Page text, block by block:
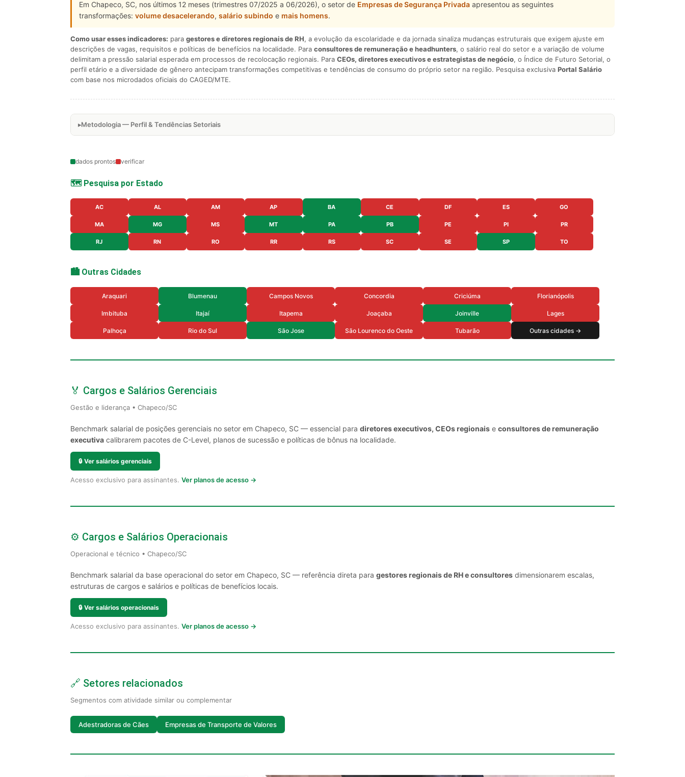
Em Chapeco, SC, nos últimos 12 meses (trimestres 07/2025 a 06/2026), o setor de Empresas de Segurança Privada apresentou as seguintes
transformações: volume desacelerando, salário subindo e mais homens.
Como usar esses indicadores: para gestores e diretores regionais de RH, a evolução da escolaridade e da jornada sinaliza mudanças estruturais que exigem ajuste em
descrições de vagas, requisitos e políticas de benefícios na localidade. Para consultores de remuneração e headhunters, o salário real do setor e a variação de volume
delimitam a pressão salarial esperada em processos de recolocação regionais. Para CEOs, diretores executivos e estrategistas de negócio, o Índice de Futuro Setorial, o
perfil etário e a diversidade de gênero antecipam transformações competitivas e tendências de consumo do próprio setor na região. Pesquisa exclusiva Portal Salário
com base nos microdados oficiais do CAGED/MTE.
Metodologia — Perfil & Tendências Setoriais
dados prontos verificar
🗺️ Pesquisa por Estado
AC AL AM AP BA CE DF ES GO
MA MG MS MT PA PB PE PI PR
RJ RN RO RR RS SC SE SP TO
🏙️ Outras Cidades
Araquari Blumenau Campos Novos Concordia Criciúma Florianópolis
Imbituba Itajaí Itapema Joaçaba Joinville Lages
Palhoça Rio do Sul São Jose São Lourenco do Oeste Tubarão Outras cidades →
🏅 Cargos e Salários Gerenciais
Gestão e liderança • Chapeco/SC
Benchmark salarial de posições gerenciais no setor em Chapeco, SC — essencial para diretores executivos, CEOs regionais e consultores de remuneração
executiva calibrarem pacotes de C-Level, planos de sucessão e políticas de bônus na localidade.
🔒 Ver salários gerenciais
Acesso exclusivo para assinantes. Ver planos de acesso →
⚙️ Cargos e Salários Operacionais
Operacional e técnico • Chapeco/SC
Benchmark salarial da base operacional do setor em Chapeco, SC — referência direta para gestores regionais de RH e consultores dimensionarem escalas,
estruturas de cargos e salários e políticas de benefícios locais.
🔒 Ver salários operacionais
Acesso exclusivo para assinantes. Ver planos de acesso →
🔗 Setores relacionados
Segmentos com atividade similar ou complementar
Adestradoras de Cães Empresas de Transporte de Valores